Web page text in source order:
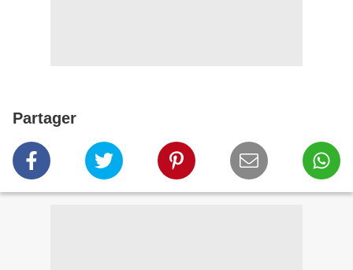
Partager